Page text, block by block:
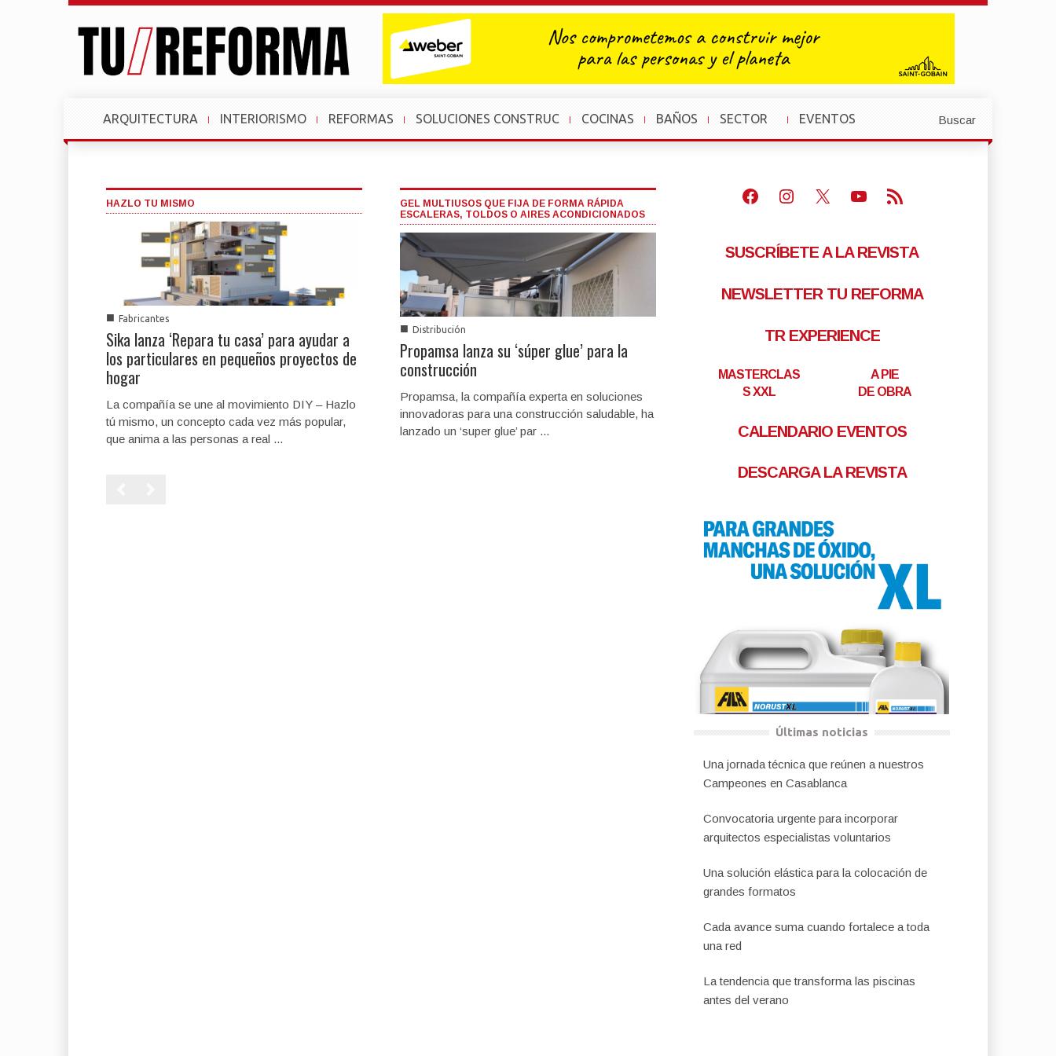
ARQUITECTURA INTERIORISMO REFORMAS SOLUCIONES CONSTRUC COCINAS BAÑOS
SECTOR
»
EVENTOS
»
Buscar
HAZLO TU MISMO
■ Fabricantes
Sika lanza ‘Repara tu casa’ para ayudar a
los particulares en pequeños proyectos de
hogar
La compañía se une al movimiento DIY – Hazlo
tú mismo, un concepto cada vez más popular,
que anima a las personas a real ...
GEL MULTIUSOS QUE FIJA DE FORMA RÁPIDA
ESCALERAS, TOLDOS O AIRES ACONDICIONADOS
■ Distribución
Propamsa lanza su ‘súper glue’ para la
construcción
Propamsa, la compañía experta en soluciones
innovadoras para una construcción saludable, ha
lanzado un ‘super glue’ par ...
Facebook
Instagram
X Youtube
Feed RSS
SUSCRÍBETE A LA REVISTA
NEWSLETTER TU REFORMA
TR EXPERIENCE
MASTERCLAS
S XXL
A PIE
DE OBRA
CALENDARIO EVENTOS
DESCARGA LA REVISTA
Últimas noticias
Una jornada técnica que reúnen a nuestros
Campeones en Casablanca
Convocatoria urgente para incorporar
arquitectos especialistas voluntarios
Una solución elástica para la colocación de
grandes formatos
Cada avance suma cuando fortalece a toda
una red
La tendencia que transforma las piscinas
antes del verano